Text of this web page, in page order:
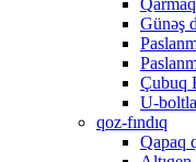
Günəş
Çubuq
U-
qoz-fındıq
Qapaq